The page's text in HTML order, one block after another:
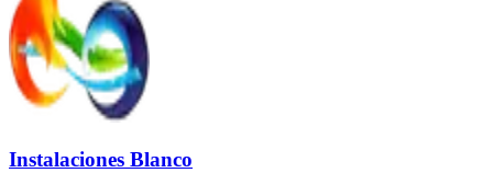
Instalaciones Blanco